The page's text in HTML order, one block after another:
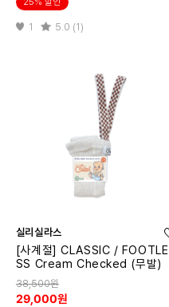
1 5.0 (1)
실리실라스
[사계절] CLASSIC / FOOTLE
SS Cream Checked (무발)
38,500원
29,000원